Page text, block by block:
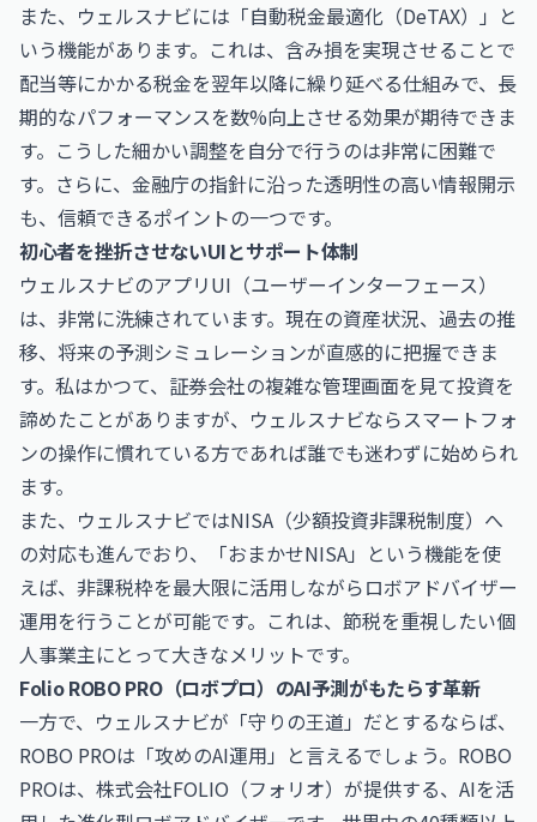
また、ウェルスナビには「自動税金最適化（DeTAX）」と
いう機能があります。これは、含み損を実現させることで
配当等にかかる税金を翌年以降に繰り延べる仕組みで、長
期的なパフォーマンスを数%向上させる効果が期待できま
す。こうした細かい調整を自分で行うのは非常に困難で
す。さらに、 金融庁の指針に沿った透明性の高い情報開示
も、信頼できるポイントの一つです。
初心者を挫折させないUIとサポート体制
ウェルスナビのアプリUI（ユーザーインターフェース）
は、非常に洗練されています。現在の資産状況、過去の推
移、将来の予測シミュレーションが直感的に把握できま
す。私はかつて、証券会社の複雑な管理画面を見て投資を
諦めたことがありますが、ウェルスナビならスマートフォ
ンの操作に慣れている方であれば誰でも迷わずに始められ
ます。
また、ウェルスナビではNISA（少額投資非課税制度）へ
の対応も進んでおり、「おまかせNISA」という機能を使
えば、非課税枠を最大限に活用しながらロボアドバイザー
運用を行うことが可能です。これは、節税を重視したい個
人事業主にとって大きなメリットです。
Folio ROBO PRO（ロボプロ）のAI予測がもたらす革新
一方で、ウェルスナビが「守りの王道」だとするならば、
ROBO PROは「攻めのAI運用」と言えるでしょう。ROBO
PROは、株式会社FOLIO（フォリオ）が提供する、AIを活